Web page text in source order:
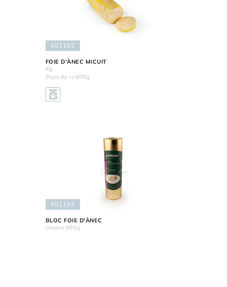
401192
FOIE D'ÀNEC MICUIT
Kg
Peça de +/-600g
401193
BLOC FOIE D'ÀNEC
Llauna 950g